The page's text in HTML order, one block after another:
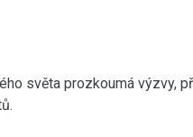
světa prozkoumá výzvy,